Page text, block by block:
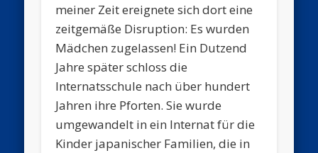
meiner Zeit ereignete sich dort eine
zeitgemäße Disruption: Es wurden
Mädchen zugelassen! Ein Dutzend
Jahre später schloss die
Internatsschule nach über hundert
Jahren ihre Pforten. Sie wurde
umgewandelt in ein Internat für die
Kinder japanischer Familien, die in